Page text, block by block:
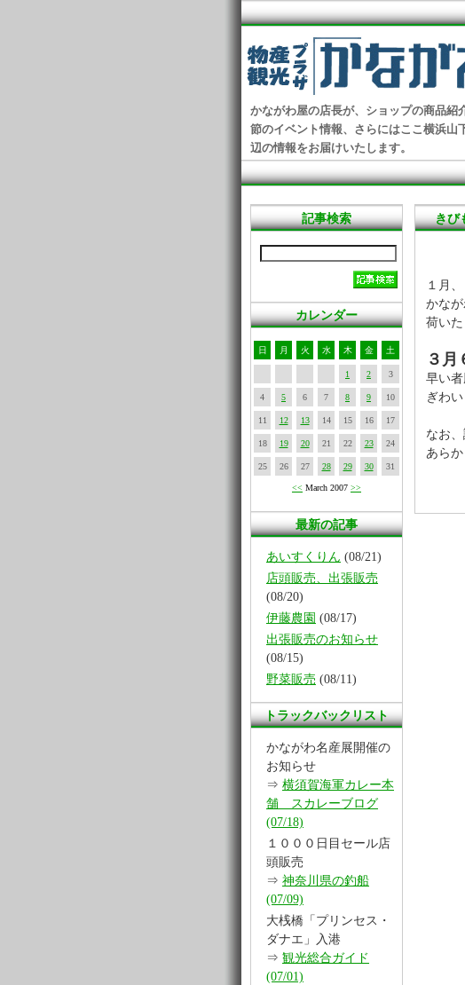
かながわ屋の店長が、ショップの商品紹
節のイベント情報、さらにはここ横浜山
辺の情報をお届けいたします。
記事検索
カレンダー
日 月 火 水 木 金 土
1 2 3
4 5 6 7 8 9 10
11 12 13 14 15 16 17
18 19 20 21 22 23 24
25 26 27 28 29 30 31
<< March 2007 >>
最新の記事
あいすくりん (08/21)
店頭販売、出張販売
(08/20)
伊藤農園 (08/17)
出張販売のお知らせ
(08/15)
野菜販売 (08/11)
トラックバックリスト
かながわ名産展開催の
お知らせ
⇒ 横須賀海軍カレー本
舗 スカレーブログ
(07/18)
１０００日目セール店
頭販売
⇒ 神奈川県の釣船
(07/09)
大桟橋「プリンセス・
ダナエ」入港
⇒ 観光総合ガイド
(07/01)
きび
１月
かな
荷いた
３月
早い
ぎわ
なお
あらか